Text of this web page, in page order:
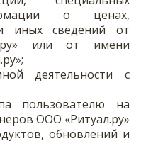
о ценах,
иных сведений от
или от имени
деятельности с
пользователю на
ООО «Ритуал.ру»
обновлений и